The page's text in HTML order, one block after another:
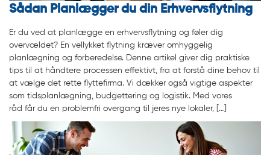
Sådan Planlægger du din Erhvervsflytning
Er du ved at planlægge en erhvervsflytning og føler dig
overvældet? En vellykket flytning kræver omhyggelig
planlægning og forberedelse. Denne artikel giver dig praktiske
tips til at håndtere processen effektivt, fra at forstå dine behov til
at vælge det rette flyttefirma. Vi dækker også vigtige aspekter
som tidsplanlægning, budgettering og logistik. Med vores
råd får du en problemfri overgang til jeres nye lokaler, […]